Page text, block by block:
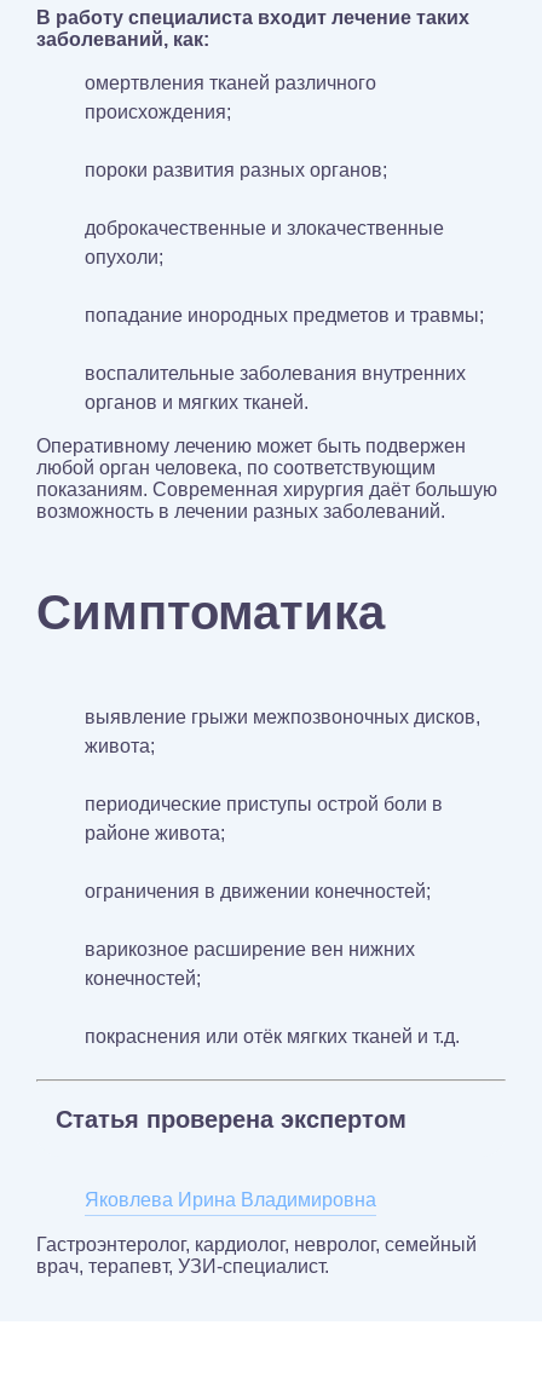
В работу специалиста входит лечение таких
заболеваний, как:
омертвления тканей различного
происхождения;
пороки развития разных органов;
доброкачественные и злокачественные
опухоли;
попадание инородных предметов и травмы;
воспалительные заболевания внутренних
органов и мягких тканей.
Оперативному лечению может быть подвержен
любой орган человека, по соответствующим
показаниям. Современная хирургия даёт большую
возможность в лечении разных заболеваний.
Симптоматика
выявление грыжи межпозвоночных дисков,
живота;
периодические приступы острой боли в
районе живота;
ограничения в движении конечностей;
варикозное расширение вен нижних
конечностей;
покраснения или отёк мягких тканей и т.д.
Статья проверена экспертом
Яковлева Ирина Владимировна
Гастроэнтеролог, кардиолог, невролог, семейный
врач, терапевт, УЗИ-специалист.